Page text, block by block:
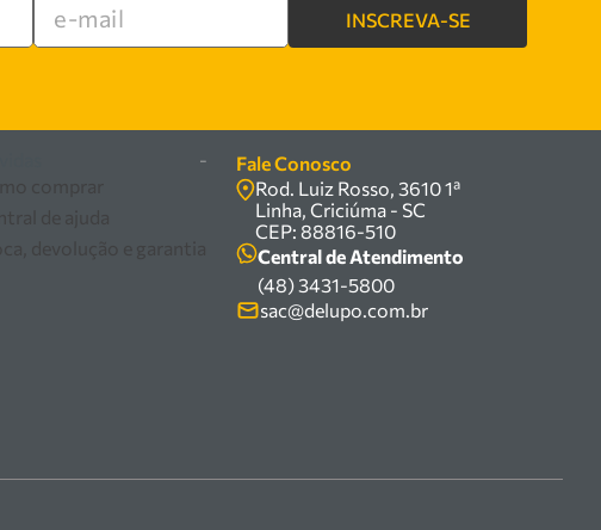
Encontre
INSCREVA-SE
-
Fale Conosco
Rod. Luiz Rosso, 3610 1ª
Linha, Criciúma - SC
CEP: 88816-510
Central de Atendimento
(48) 3431-5800
sac@delupo.com.br